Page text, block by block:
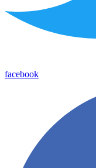
facebook